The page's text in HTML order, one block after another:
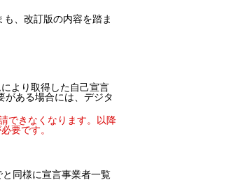
、改訂版の内容を踏ま
より取得した自己宣言
がある場合には、デジタ
できなくなります。以降
要です。
同様に宣言事業者一覧